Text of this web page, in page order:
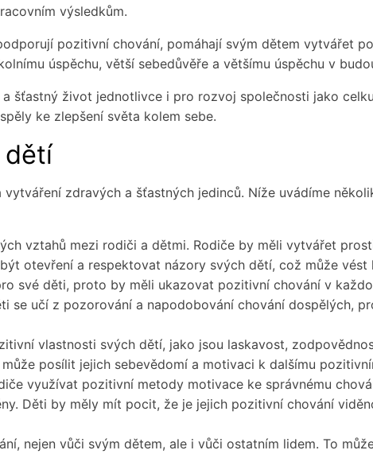
výsledkům.
pozitivní chování, pomáhají svým dětem vytvářet
úspěchu, větší sebedůvěře a většímu úspěchu v
šťastný život jednotlivce i pro rozvoj společnosti jako
ke zlepšení světa kolem sebe.
dětí
zdravých a šťastných jedinců. Níže uvádíme
vztahů mezi rodiči a dětmi. Rodiče by měli vytvářet
otevření a respektovat názory svých dětí, což může
své děti, proto by měli ukazovat pozitivní chování v
se učí z pozorování a napodobování chování dospělých,
vlastnosti svých dětí, jako jsou laskavost,
posílit jejich sebevědomí a motivaci k dalšímu
využívat pozitivní metody motivace ke správnému
Děti by měly mít pocit, že je jejich pozitivní chování
nejen vůči svým dětem, ale i vůči ostatním lidem. To